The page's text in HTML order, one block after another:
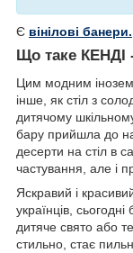
Є вінілові банери.
Що таке КЕНДІ
Цим модним
інше, як стіл з
дитячому
бару прийшла до
десерти на стіл в
частування, але і
Яскравий і
українців,
дитяче свято або
стильно, стає